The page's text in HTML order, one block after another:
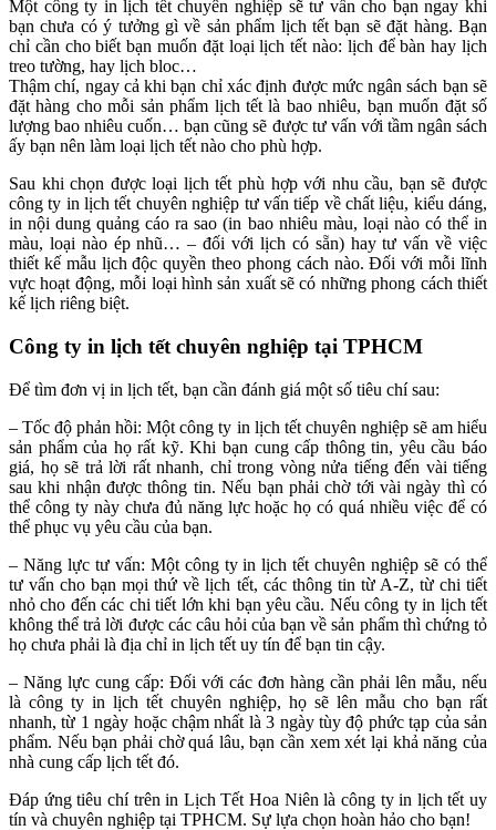
Một công ty in lịch tết chuyên nghiệp sẽ tư vấn cho bạn ngay khi
bạn chưa có ý tưởng gì về sản phẩm lịch tết bạn sẽ đặt hàng. Bạn
chỉ cần cho biết bạn muốn đặt loại lịch tết nào: lịch để bàn hay lịch
treo tường, hay lịch bloc…
Thậm chí, ngay cả khi bạn chỉ xác định được mức ngân sách bạn sẽ
đặt hàng cho mỗi sản phẩm lịch tết là bao nhiêu, bạn muốn đặt số
lượng bao nhiêu cuốn… bạn cũng sẽ được tư vấn với tầm ngân sách
ấy bạn nên làm loại lịch tết nào cho phù hợp.
Sau khi chọn được loại lịch tết phù hợp với nhu cầu, bạn sẽ được
công ty in lịch tết chuyên nghiệp tư vấn tiếp về chất liệu, kiểu dáng,
in nội dung quảng cáo ra sao (in bao nhiêu màu, loại nào có thể in
màu, loại nào ép nhũ… – đối với lịch có sẵn) hay tư vấn về việc
thiết kế mẫu lịch độc quyền theo phong cách nào. Đối với mỗi lĩnh
vực hoạt động, mỗi loại hình sản xuất sẽ có những phong cách thiết
kế lịch riêng biệt.
Công ty in lịch tết chuyên nghiệp tại TPHCM
Để tìm đơn vị in lịch tết, bạn cần đánh giá một số tiêu chí sau:
– Tốc độ phản hồi: Một công ty in lịch tết chuyên nghiệp sẽ am hiểu
sản phẩm của họ rất kỹ. Khi bạn cung cấp thông tin, yêu cầu báo
giá, họ sẽ trả lời rất nhanh, chỉ trong vòng nửa tiếng đến vài tiếng
sau khi nhận được thông tin. Nếu bạn phải chờ tới vài ngày thì có
thể công ty này chưa đủ năng lực hoặc họ có quá nhiều việc để có
thể phục vụ yêu cầu của bạn.
– Năng lực tư vấn: Một công ty in lịch tết chuyên nghiệp sẽ có thể
tư vấn cho bạn mọi thứ về lịch tết, các thông tin từ A-Z, từ chi tiết
nhỏ cho đến các chi tiết lớn khi bạn yêu cầu. Nếu công ty in lịch tết
không thể trả lời được các câu hỏi của bạn về sản phẩm thì chứng tỏ
họ chưa phải là địa chỉ in lịch tết uy tín để bạn tin cậy.
– Năng lực cung cấp: Đối với các đơn hàng cần phải lên mẫu, nếu
là công ty in lịch tết chuyên nghiệp, họ sẽ lên mẫu cho bạn rất
nhanh, từ 1 ngày hoặc chậm nhất là 3 ngày tùy độ phức tạp của sản
phẩm. Nếu bạn phải chờ quá lâu, bạn cần xem xét lại khả năng của
nhà cung cấp lịch tết đó.
Đáp ứng tiêu chí trên in Lịch Tết Hoa Niên là công ty in lịch tết uy
tín và chuyên nghiệp tại TPHCM. Sự lựa chọn hoàn hảo cho bạn!